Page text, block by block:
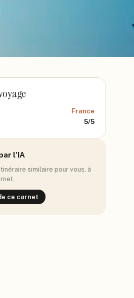
France
5/5
l'IA
similaire pour vous, à
ce carnet